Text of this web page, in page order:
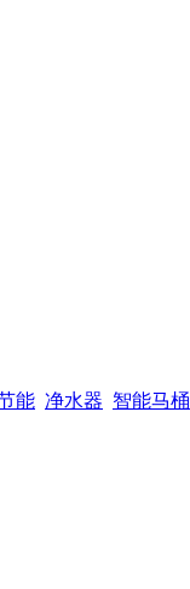
能 净水器 智能马桶